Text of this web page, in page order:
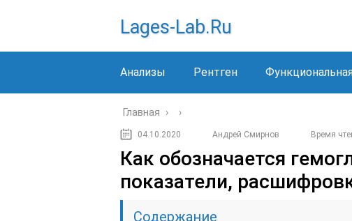
Lages-Lab.ru
Анализы Рентген
Главная › ›
04.10.2020 Андрей Смирнов Время
Как обозначается
показатели,
Содержание